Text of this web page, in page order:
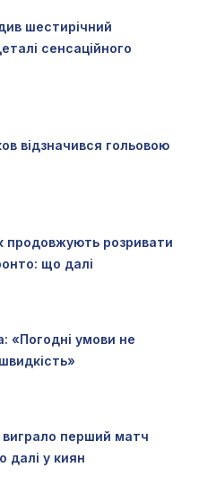
шестирічний
сенсаційного
відзначився гольовою
продовжують розривати
що далі
«Погодні умови не
перший матч
далі у киян